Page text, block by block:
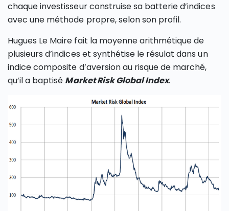
chaque investisseur construise sa batterie d’indices
avec une méthode propre, selon son profil.
Hugues Le Maire fait la moyenne arithmétique de
plusieurs d’indices et synthétise le résulat dans un
indice composite d’aversion au risque de marché,
qu’il a baptisé Market Risk Global Index.